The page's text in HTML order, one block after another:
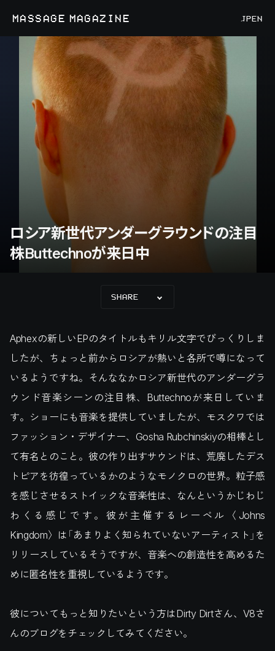
MASSAGE MAGAZINE JPEN
ロシア新世代アンダーグラウンドの注目
株Buttechnoが来日中
SHARE
Aphexの新しいEPのタイトルもキリル文字でびっくりしま
したが、ちょっと前からロシアが熱いと各所で噂になって
いるようですね。そんななかロシア新世代のアンダーグラ
ウンド音楽シーンの注目株、Buttechnoが来日していま
す。ショーにも音楽を提供していましたが、モスクワでは
ファッション・デザイナー、Gosha Rubchinskiyの相棒とし
て有名とのこと。彼の作り出すサウンドは、荒廃したデス
トピアを彷徨っているかのようなモノクロの世界。粒子感
を感じさせるストイックな音楽性は、なんというかじわじ
わくる感じです。彼が主催するレーベル〈Johns
Kingdom〉は「あまりよく知られていないアーティスト」を
リリースしているそうですが、音楽への創造性を高めるた
めに匿名性を重視しているようです。
彼についてもっと知りたいという方はDirty Dirtさん、V8さ
んのブログをチェックしてみてください。